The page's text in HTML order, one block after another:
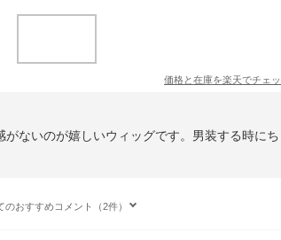
価格と在庫を楽天でチェ
ないのが嬉しいウィッグです。男装する時にち
のおすすめコメント（2件）